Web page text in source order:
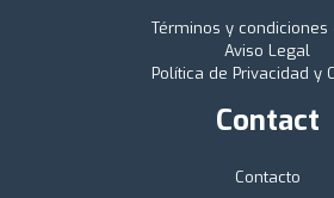
Términos y condiciones
Aviso Legal
Política de Privacidad y
Contact
Contacto